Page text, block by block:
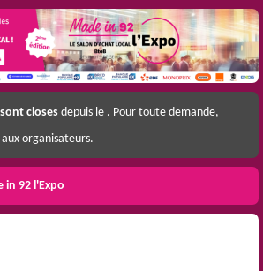
closesdepuis le . Pour toute demande,
organisateurs.
in 92 l'Expo